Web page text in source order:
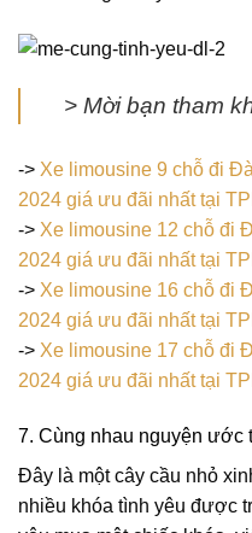
> Mời bạn tham
-> Xe limousine 9 chỗ đi
2024 giá ưu đãi nhất tại
-> Xe limousine 12 chỗ đi
2024 giá ưu đãi nhất tại
-> Xe limousine 16 chỗ đi
2024 giá ưu đãi nhất tại
-> Xe limousine 17 chỗ đi
2024 giá ưu đãi nhất tại
7. Cùng nhau nguyện ước
Đây là một cây cầu nhỏ
nhiều khóa tình yêu được